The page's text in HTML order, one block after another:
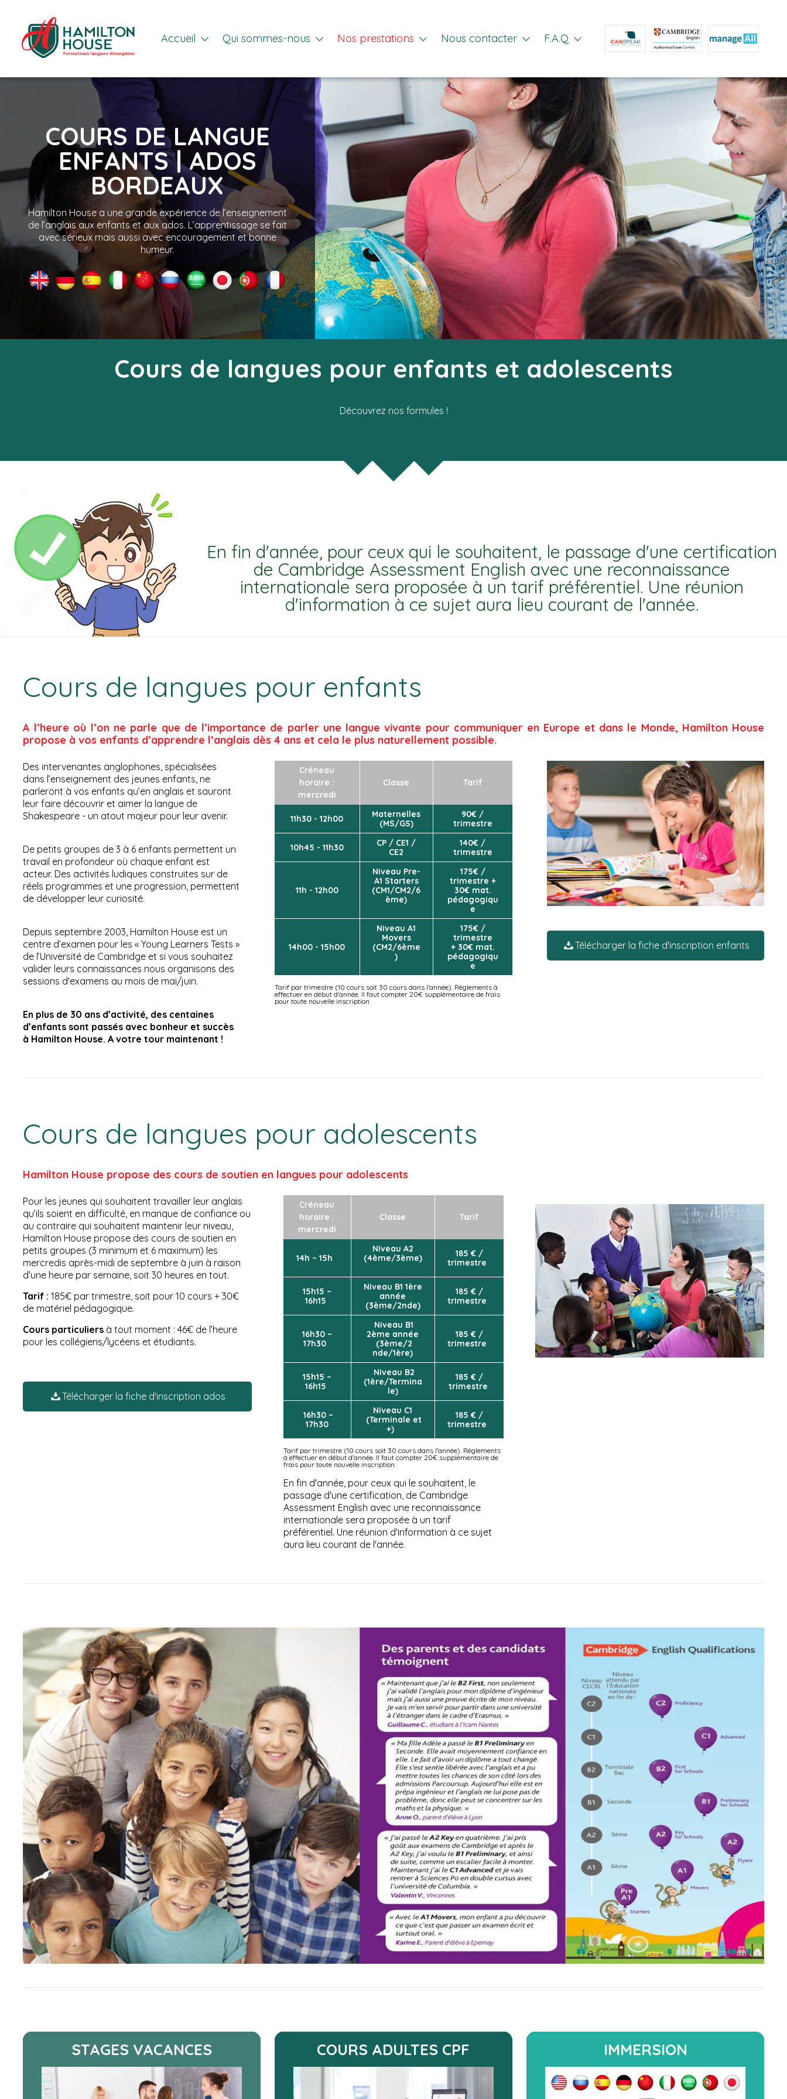
Accueil Qui sommes-nous Nos prestations Nous contacter F.A.Q
COURS DE LANGUE
ENFANTS | ADOS
BORDEAUX
Hamilton House a une grande expérience de l’enseignement
de l’anglais aux enfants et aux ados. L’apprentissage se fait
avec sérieux mais aussi avec encouragement et bonne
humeur.
Cours de langues pour enfants et adolescents
Découvrez nos formules !
En fin d'année, pour ceux qui le souhaitent, le passage d'une certification
de Cambridge Assessment English avec une reconnaissance
internationale sera proposée à un tarif préférentiel. Une réunion
d'information à ce sujet aura lieu courant de l'année.
Cours de langues pour enfants
A l’heure où l’on ne parle que de l’importance de parler une langue vivante pour communiquer en Europe et dans le Monde, Hamilton House
propose à vos enfants d’apprendre l’anglais dès 4 ans et cela le plus naturellement possible.
Des intervenantes anglophones, spécialisées
dans l’enseignement des jeunes enfants, ne
parleront à vos enfants qu’en anglais et sauront
leur faire découvrir et aimer la langue de
Shakespeare - un atout majeur pour leur avenir.
De petits groupes de 3 à 6 enfants permettent un
travail en profondeur où chaque enfant est
acteur. Des activités ludiques construites sur de
réels programmes et une progression, permettent
de développer leur curiosité.
Depuis septembre 2003, Hamilton House est un
centre d’examen pour les « Young Learners Tests »
de l’Université de Cambridge et si vous souhaitez
valider leurs connaissances nous organisons des
sessions d'examens au mois de mai/juin.
En plus de 30 ans d’activité, des centaines
d’enfants sont passés avec bonheur et succès
à Hamilton House. A votre tour maintenant !
Créneau
horaire :
mercredi
Classe Tarif
11h30 - 12h00
Maternelles
(MS/GS)
90€ /
trimestre
10h45 - 11h30
CP / CE1 /
CE2
140€ /
trimestre
11h - 12h00
Niveau Pre-
A1 Starters
(CM1/CM2/6
ème)
175€ /
trimestre +
30€ mat.
pédagogiqu
e
14h00 - 15h00
Niveau A1
Movers
(CM2/6ème
)
175€ /
trimestre
+ 30€ mat.
pédagogiqu
e
Tarif par trimestre (10 cours soit 30 cours dans l’année). Règlements à
effectuer en début d'année. Il faut compter 20€ supplémentaire de frais
pour toute nouvelle inscription.
Télécharger la fiche d'inscription enfants
Cours de langues pour adolescents
Hamilton House propose des cours de soutien en langues pour adolescents
Pour les jeunes qui souhaitent travailler leur anglais
qu’ils soient en difficulté, en manque de confiance ou
au contraire qui souhaitent maintenir leur niveau,
Hamilton House propose des cours de soutien en
petits groupes (3 minimum et 6 maximum) les
mercredis après-midi de septembre à juin à raison
d’une heure par semaine, soit 30 heures en tout.
Tarif : 185€ par trimestre, soit pour 10 cours + 30€
de matériel pédagogique.
Cours particuliersà tout moment : 46€ de l’heure
pour les collégiens/lycéens et étudiants.
Télécharger la fiche d'inscription ados
Créneau
horaire :
mercredi
Classe Tarif
14h – 15h
Niveau A2
(4ème/3ème)
185 € /
trimestre
15h15 –
16h15
Niveau B1 1ère
année
(3ème/2nde)
185 € /
trimestre
16h30 –
17h30
Niveau B1
2ème année
(3ème/2
nde/1ère)
185 € /
trimestre
15h15 –
16h15
Niveau B2
(1ère/Termina
le)
185 € /
trimestre
16h30 –
17h30
Niveau C1
(Terminale et
+)
185 € /
trimestre
Tarif par trimestre (10 cours soit 30 cours dans l’année). Règlements
à effectuer en début d'année. Il faut compter 20€ supplémentaire de
frais pour toute nouvelle inscription.
En fin d'année, pour ceux qui le souhaitent, le
passage d'une certification, de Cambridge
Assessment English avec une reconnaissance
internationale sera proposée à un tarif
préférentiel. Une réunion d'information à ce sujet
aura lieu courant de l'année.
STAGES VACANCES COURS ADULTES CPF IMMERSION